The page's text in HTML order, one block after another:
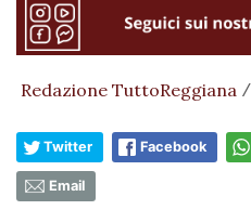
Redazione TuttoReggiana /
Twitter Facebook
Email